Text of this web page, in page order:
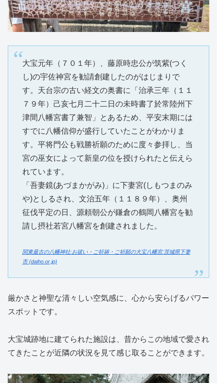
大宝元年（７０１年）、藤原時忠公が筑紫(つく
し)の宇佐神宮を勧請創建したのがはじまりで
す。天台宗の古い経文の奥書に「治承三年（１１
７９年）己亥七月二十二日の未時書了於常陸州下
津間八幡宮書了兼智」とあるため、平安末期には
すでに八幡信仰が盛行していたことがわかりま
す。平将門公も戦勝祈願のために度々参拝し、当
宮の巫女によって新皇の位を授けられたと伝えら
れています。
「吾妻鏡(あづまかがみ)」に下妻宮(しもつまのみ
や)としるされ、文治五年（１１８９年）、奥州
征伐平定の日、源頼朝公が鎌倉の鶴岡八幡宮を勧
請し摂社若宮八幡宮を創建されました。
関東最古の八幡神社:お祓い・ご祈祷・ご祈願の大宝八幡宮:茨城県下妻
市 (daiho.or.jp)
厳かさと神聖な清々しい空気感に、心から安らげるパワー
スポットです。
大宝城跡地に建てられた施設は、昔からこの地域で愛され
てきたことが近隣の状況を見て感じ取ることができます。